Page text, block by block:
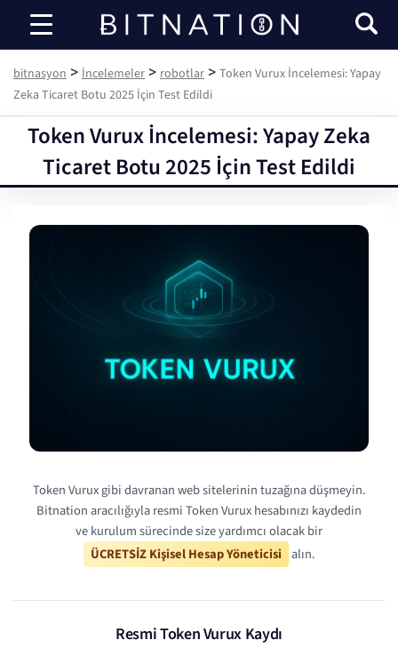
bitnasyon
bitnasyon > İncelemeler > robotlar > Token Vurux İncelemesi: Yapay
Zeka Ticaret Botu 2025 İçin Test Edildi
Token Vurux İncelemesi: Yapay Zeka
Ticaret Botu 2025 İçin Test Edildi
Token Vurux gibi davranan web sitelerinin tuzağına düşmeyin.
Bitnation aracılığıyla resmi Token Vurux hesabınızı kaydedin
ve kurulum sürecinde size yardımcı olacak bir
ÜCRETSİZ Kişisel Hesap Yöneticisi alın.
Resmi Token Vurux Kaydı